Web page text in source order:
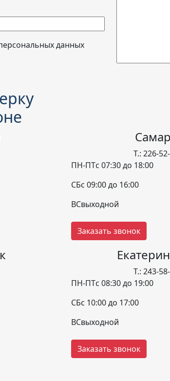
данных
Т.: 226-
ПН-ПТс 07:30 до 18:00
СБс 09:00 до 16:00
ВСвыходной
Заказать звонок
Т.: 243-
ПН-ПТс 08:30 до 19:00
СБс 10:00 до 17:00
ВСвыходной
Заказать звонок